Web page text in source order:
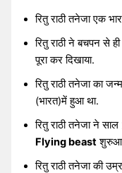
रितु राठी तनेजा एक
रितु राठी ने बचपन से
पूरा कर दिखाया.
रितु राठी तनेजा का
(भारत)में हुआ था.
रितु राठी तनेजा ने
Flying beast
रितु राठी तनेजा की